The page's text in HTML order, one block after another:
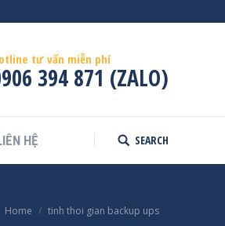
tư vấn miễn phí
394 871 (ZALO)
HỆ Search:
SEARCH
Home tinh thoi gian backup ups